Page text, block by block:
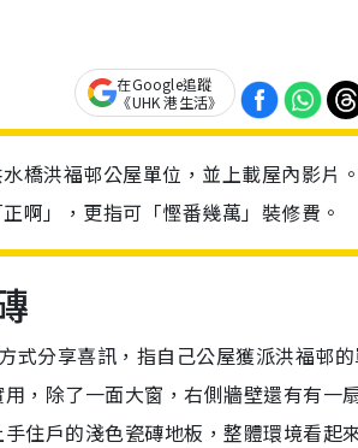
在Google追蹤
《UHK 港生活》
橋洪福邨公屋單位，並上載屋內影片
啊」，更指可「慳番幾萬」裝修費。
式分享喜訊，指自己公屋獲派洪福邨
，除了一面大窗，右側牆壁還有有一
住戶的淺色瓷磚地板，整體環境看起